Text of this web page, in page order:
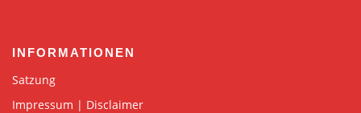
INFORMATIONEN
Satzung
Impressum | Disclaimer